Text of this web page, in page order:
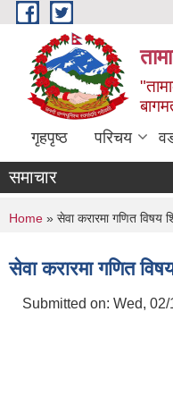
Skip to main content
गृहपृष्ठ परिचय
समाचार
You are here
Home » सेवा करारमा गणित विषय
सेवा करारमा गणित
Submitted on: Wed, 02/